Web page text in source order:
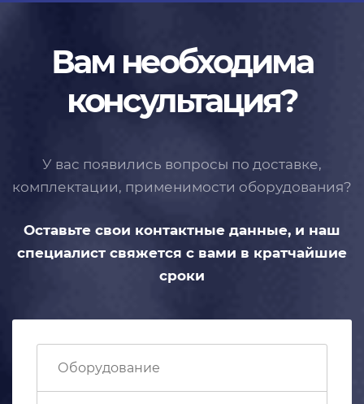
Вам необходима
консультация?
У вас появились вопросы по доставке,
комплектации, применимости оборудования?
Оставьте свои контактные данные, и наш
специалист свяжется с вами в кратчайшие
сроки